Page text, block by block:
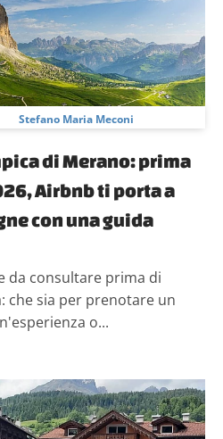
Stefano Maria Meconi
di Merano: prima
Airbnb ti porta a
con una guida
da consultare prima di
che sia per prenotare un
o...